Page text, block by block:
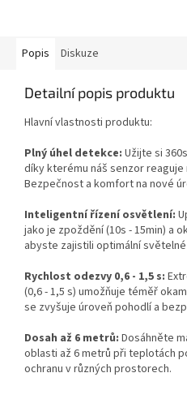
Popis Diskuze
Detailní popis produktu
Hlavní vlastnosti produktu:
Plný úhel detekce: Užijte si
díky kterému náš senzor
Bezpečnost a komfort na nové
Inteligentní řízení osvětlení:
jako je zpoždění (10s - 15min) a
abyste zajistili optimální
Rychlost odezvy 0,6 - 1,5 s:
(0,6 - 1,5 s) umožňuje téměř
se zvyšuje úroveň pohodlí a
Dosah až 6 metrů: Dosáhněte
oblasti až 6 metrů při teplotách
ochranu v různých prostorech.